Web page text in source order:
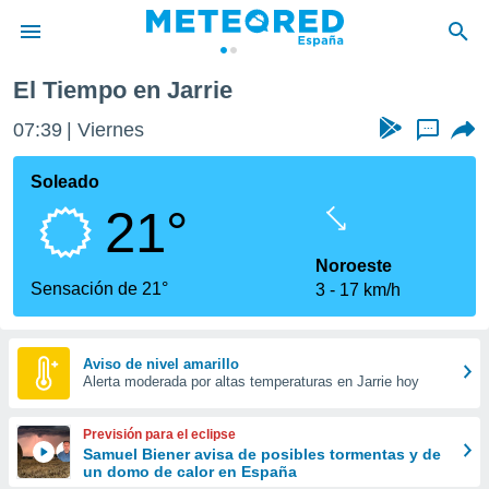
de
por
que se
calidad.
a este
las
y
forma
digital
basada
El Tiempo en Jarrie
07:39 Viernes ...
Soleado
21°
Sensación de 21°
Noroeste
3
17 km/h
Aviso de nivel amarillo
Alerta moderada por altas temperaturas en Jarrie hoy
Previsión para el eclipse
Samuel Biener avisa de posibles tormentas y de
un domo de calor en España